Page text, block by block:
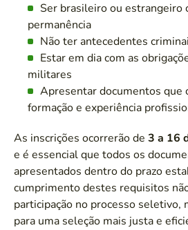
Ser brasileiro ou estrangeiro
permanência
Não ter antecedentes
Estar em dia com as
militares
Apresentar documentos que
formação e experiência
As inscrições ocorrerão de 3 a 16
e é essencial que todos os
apresentados dentro do prazo
cumprimento destes requisitos
participação no processo seletivo,
para uma seleção mais justa e